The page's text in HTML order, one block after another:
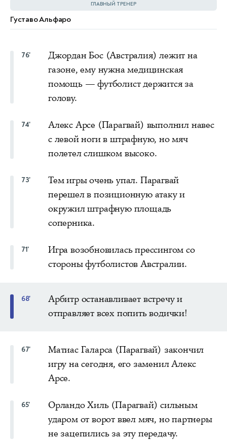
ГЛАВНЫЙ ТРЕНЕР
Густаво Альфаро
76'
Джордан Бос (Австралия) лежит на
газоне, ему нужна медицинская
помощь — футболист держится за
голову.
74'
Алекс Арсе (Парагвай) выполнил навес
с левой ноги в штрафную, но мяч
полетел слишком высоко.
73'
Тем игры очень упал. Парагвай
перешел в позиционную атаку и
окружил штрафную площадь
соперника.
71'
Игра возобновилась прессингом со
стороны футболистов Австралии.
68'
Арбитр останавливает встречу и
отправляет всех попить водички!
67'
Матиас Галарса (Парагвай) закончил
игру на сегодня, его заменил Алекс
Арсе.
65'
Орландо Хиль (Парагвай) сильным
ударом от ворот ввел мяч, но партнеры
не зацепились за эту передачу.